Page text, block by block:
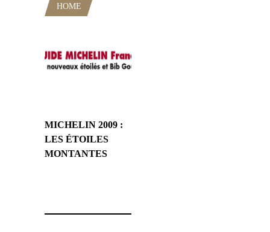
HOME
MICHELIN 2009 :
LES ÉTOILES
MONTANTES